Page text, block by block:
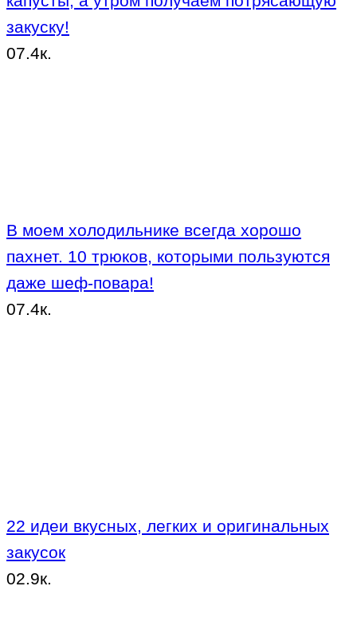
закуску!
07.4к.
В моем холодильнике всегда хорошо
пахнет. 10 трюков, которыми пользуются
даже шеф-повара!
07.4к.
22 идеи вкусных, легких и оригинальных
закусок
02.9к.